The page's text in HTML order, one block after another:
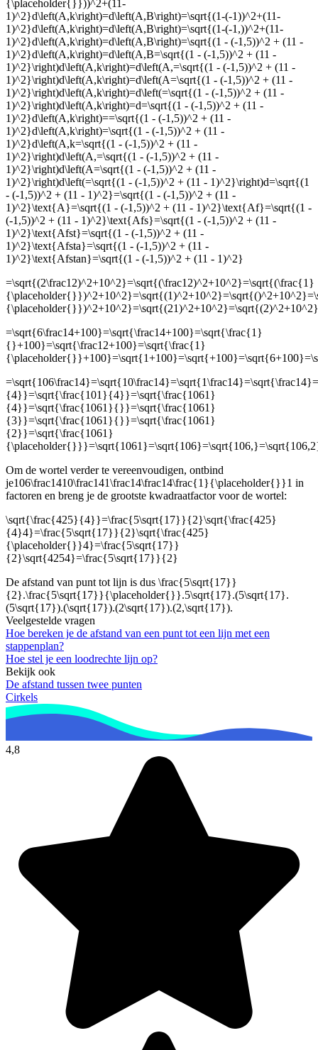
{\placeholder{}}))^2+(11-
1)^2}d\left(A,k\right)=d\left(A,B\right)=\sqrt{(1-(-1))^2+(11-
1)^2}d\left(A,k\right)=d\left(A,B\right)=\sqrt{(1-(-1,))^2+(11-
1)^2}d\left(A,k\right)=d\left(A,B\right)=\sqrt{(1 - (-1,5))^2 + (11 -
1)^2}d\left(A,k\right)=d\left(A,B=\sqrt{(1 - (-1,5))^2 + (11 -
1)^2}\right)d\left(A,k\right)=d\left(A,=\sqrt{(1 - (-1,5))^2 + (11 -
1)^2}\right)d\left(A,k\right)=d\left(A=\sqrt{(1 - (-1,5))^2 + (11 -
1)^2}\right)d\left(A,k\right)=d\left(=\sqrt{(1 - (-1,5))^2 + (11 -
1)^2}\right)d\left(A,k\right)=d=\sqrt{(1 - (-1,5))^2 + (11 -
1)^2}d\left(A,k\right)==\sqrt{(1 - (-1,5))^2 + (11 -
1)^2}d\left(A,k\right)=\sqrt{(1 - (-1,5))^2 + (11 -
1)^2}d\left(A,k=\sqrt{(1 - (-1,5))^2 + (11 -
1)^2}\right)d\left(A,=\sqrt{(1 - (-1,5))^2 + (11 -
1)^2}\right)d\left(A=\sqrt{(1 - (-1,5))^2 + (11 -
1)^2}\right)d\left(=\sqrt{(1 - (-1,5))^2 + (11 - 1)^2}\right)d=\sqrt{(1
- (-1,5))^2 + (11 - 1)^2}=\sqrt{(1 - (-1,5))^2 + (11 -
1)^2}\text{A}=\sqrt{(1 - (-1,5))^2 + (11 - 1)^2}\text{Af}=\sqrt{(1 -
(-1,5))^2 + (11 - 1)^2}\text{Afs}=\sqrt{(1 - (-1,5))^2 + (11 -
1)^2}\text{Afst}=\sqrt{(1 - (-1,5))^2 + (11 -
1)^2}\text{Afsta}=\sqrt{(1 - (-1,5))^2 + (11 -
1)^2}\text{Afstan}=\sqrt{(1 - (-1,5))^2 + (11 - 1)^2}
=\sqrt{(2\frac12)^2+10^2}=\sqrt{(\frac12)^2+10^2}=\sqrt{(\frac{1}
=\sqrt{6\frac14+100}=\sqrt{\frac14+100}=\sqrt{\frac{1}
{}+100}=\sqrt{\frac12+100}=\sqrt{\frac{1}
{4}}=\sqrt{\frac{101}{4}}=\sqrt{\frac{1061}
{4}}=\sqrt{\frac{1061}{}}=\sqrt{\frac{1061}
{3}}=\sqrt{\frac{1061}{}}=\sqrt{\frac{1061}
{2}}=\sqrt{\frac{1061}
Om de wortel verder te vereenvoudigen, ontbind
je106\frac1410\frac141\frac14\frac14\frac{1}{\placeholder{}}1 in
factoren en breng je de grootste kwadraatfactor voor de wortel:
\sqrt{\frac{425}{4}}=\frac{5\sqrt{17}}{2}\sqrt{\frac{425}
{4}4}=\frac{5\sqrt{17}}{2}\sqrt{\frac{425}
{\placeholder{}}4}=\frac{5\sqrt{17}}
{2}\sqrt{4254}=\frac{5\sqrt{17}}{2}
De afstand van punt tot lijn is dus \frac{5\sqrt{17}}
{2}.\frac{5\sqrt{17}}{\placeholder{}}.5\sqrt{17}.(5\sqrt{17}.
(5\sqrt{17}).(\sqrt{17}).(2\sqrt{17}).(2,\sqrt{17}).
Veelgestelde vragen
Hoe bereken je de afstand van een punt tot een lijn met een
stappenplan?
Hoe stel je een loodrechte lijn op?
Bekijk ook
De afstand tussen twee punten
Cirkels
4,8